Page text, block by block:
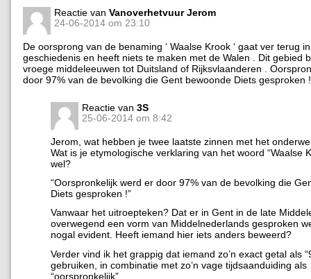
Reactie van Vanoverhetvuur Jerom
24-06-2014 om 23:10
De oorsprong van de benaming ‘ Waalse Krook ‘ gaat ver terug
geschiedenis en heeft niets te maken met de Walen . Dit gebied
vroege middeleeuwen tot Duitsland of Rijksvlaanderen .
door 97% van de bevolking die Gent bewoonde Diets gesproken !
Reactie van 3S
25-06-2014 om 8:42
Jerom, wat hebben je twee laatste zinnen met het
Wat is je etymologische verklaring van het woord “Waalse
wel?
“Oorspronkelijk werd er door 97% van de bevolking die
Diets gesproken !”
Vanwaar het uitroepteken? Dat er in Gent in de late
overwegend een vorm van Middelnederlands gesproken
nogal evident. Heeft iemand hier iets anders beweerd?
Verder vind ik het grappig dat iemand zo’n exact getal als
gebruiken, in combinatie met zo’n vage tijdsaanduiding als
“oorspronkelijk”